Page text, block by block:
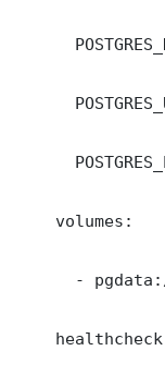
    volumes:
-